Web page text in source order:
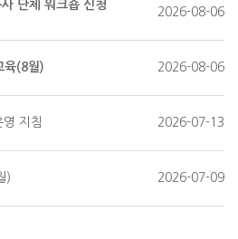
2026-08-06
육(8월) 2026-08-06
지침 2026-07-13
) 2026-07-09